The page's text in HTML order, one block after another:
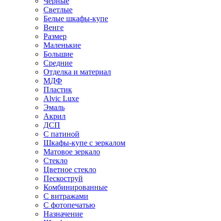
Светлые
Белые шкафы-купе
Венге
Размер
Маленькие
Большие
Средние
Отделка и материал
МДФ
Пластик
Alvic Luxe
Эмаль
Акрил
ДСП
С патиной
Шкафы-купе с зеркалом
Матовое зеркало
Стекло
Цветное стекло
Пескоструй
Комбинированные
С витражами
С фотопечатью
Назначение